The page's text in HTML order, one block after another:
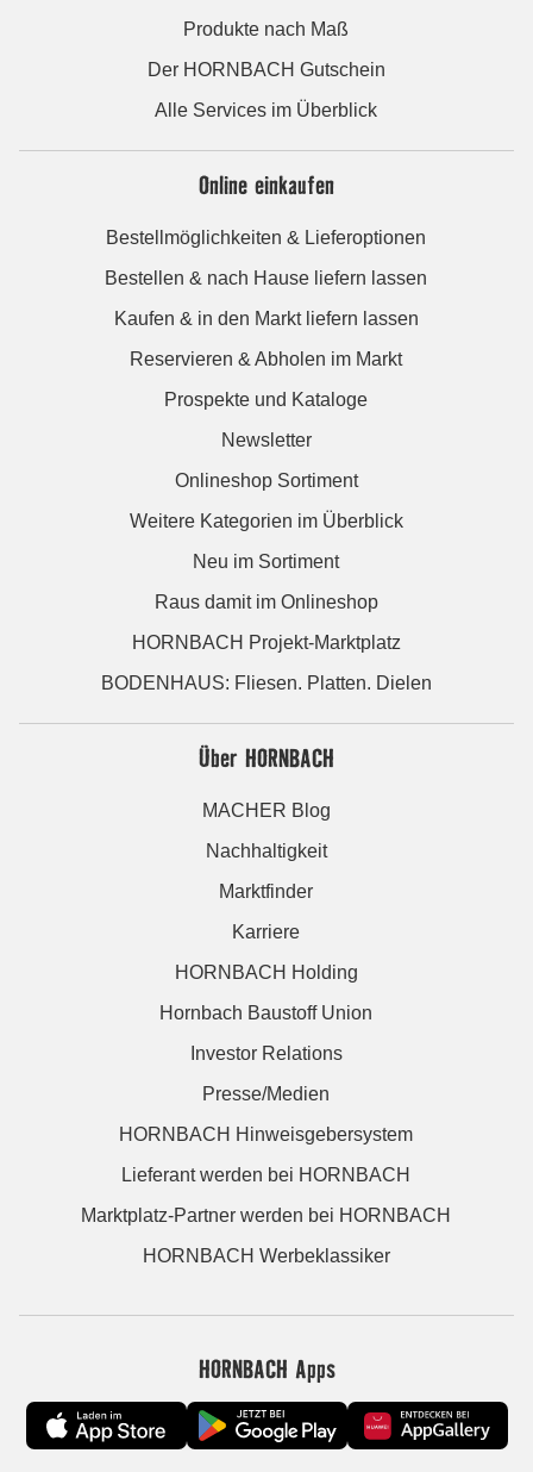
Produkte nach Maß
Der HORNBACH Gutschein
Alle Services im Überblick
Online einkaufen
Bestellmöglichkeiten & Lieferoptionen
Bestellen & nach Hause liefern lassen
Kaufen & in den Markt liefern lassen
Reservieren & Abholen im Markt
Prospekte und Kataloge
Newsletter
Onlineshop Sortiment
Weitere Kategorien im Überblick
Neu im Sortiment
Raus damit im Onlineshop
HORNBACH Projekt-Marktplatz
BODENHAUS: Fliesen. Platten. Dielen
Über HORNBACH
MACHER Blog
Nachhaltigkeit
Marktfinder
Karriere
HORNBACH Holding
Hornbach Baustoff Union
Investor Relations
Presse/Medien
HORNBACH Hinweisgebersystem
Lieferant werden bei HORNBACH
Marktplatz-Partner werden bei HORNBACH
HORNBACH Werbeklassiker
HORNBACH Apps